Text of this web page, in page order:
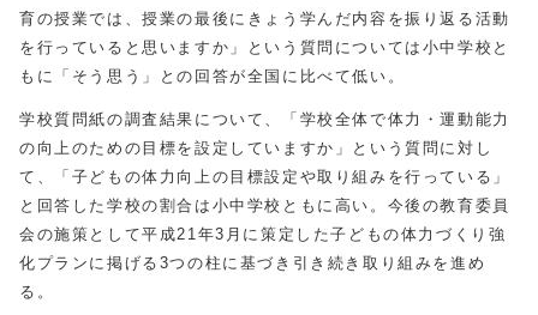
育の授業では、授業の最後にきょう学んだ内容を振り返る活動
を行っていると思いますか」という質問については小中学校と
もに「そう思う」との回答が全国に比べて低い。
学校質問紙の調査結果について、「学校全体で体力・運動能力
の向上のための目標を設定していますか」という質問に対し
て、「子どもの体力向上の目標設定や取り組みを行っている」
と回答した学校の割合は小中学校ともに高い。今後の教育委員
会の施策として平成21年3月に策定した子どもの体力づくり強
化プランに掲げる3つの柱に基づき引き続き取り組みを進め
る。